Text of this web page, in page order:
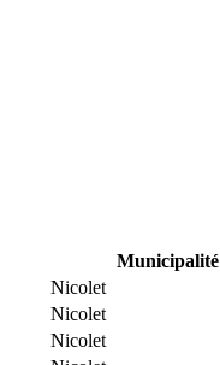
Municipalité
Nicolet
Nicolet
Nicolet